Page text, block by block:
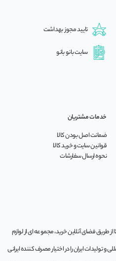
تایید مجوز بهداشت
سایت بانو بانو
خدمات مشتریان
ضمانت اصل بودن کالا
قوانین سایت و خرید کالا
نحوه ارسال سفارشات
طریق فضای آنلاین خرید، مجموعه‌ ای از لوازم
و تولیدات ایران را در اختیار مصرف کننده ایرانی